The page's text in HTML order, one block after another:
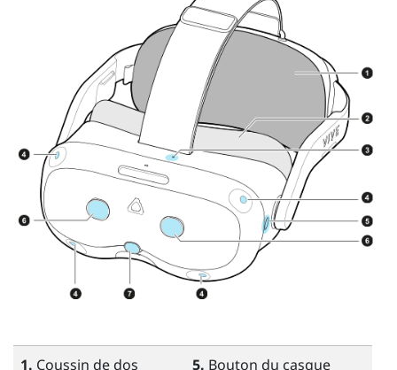
1. Coussin de dos 5. Bouton du casque